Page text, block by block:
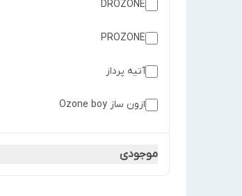
DROZONE
PROZONE
آتیه پرداز
ازون ساز Ozone boy
موجودی